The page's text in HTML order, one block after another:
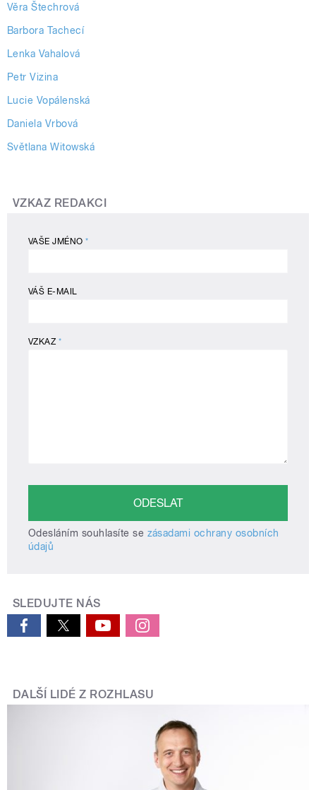
Věra Štechrová
Barbora Tachecí
Lenka Vahalová
Petr Vizina
Lucie Vopálenská
Daniela Vrbová
Světlana Witowská
VZKAZ REDAKCI
VAŠE JMÉNO*
VÁŠ E-MAIL
VZKAZ *
Odesláním souhlasíte se zásadami ochrany osobních
údajů
SLEDUJTE NÁS
DALŠÍ LIDÉ Z ROZHLASU